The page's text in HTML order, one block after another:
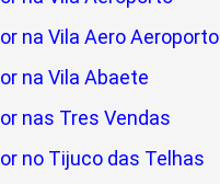
na Vila Aero Aeroporto
na Vila Abaete
nas Tres Vendas
no Tijuco das Telhas